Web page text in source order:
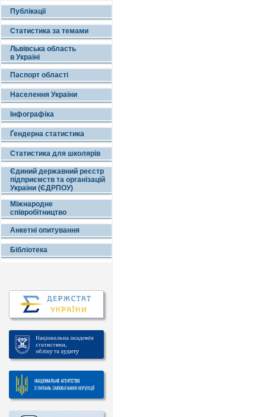
Публікації
Статистика за темами
Львівська область
в Україні
Паспорт області
Населення України
Інфографіка
Ґендерна статистика
Статистика для школярів
Єдиний державний реєстр
підприємств та організацій
України (ЄДРПОУ)
Міжнародне
співробітництво
Анкетні опитування
Бібліотека